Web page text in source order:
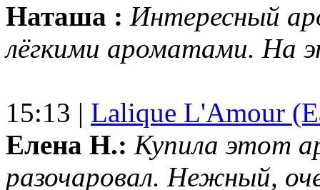
Наташа : Интересный
лёгкими ароматами. На
15:13 | Lalique L'Amour
Елена Н.: Купила этот
разочаровал. Нежный,